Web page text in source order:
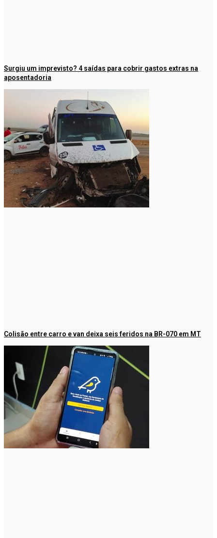
Surgiu um imprevisto? 4 saídas para cobrir gastos extras na
aposentadoria
Colisão entre carro e van deixa seis feridos na BR-070 em MT